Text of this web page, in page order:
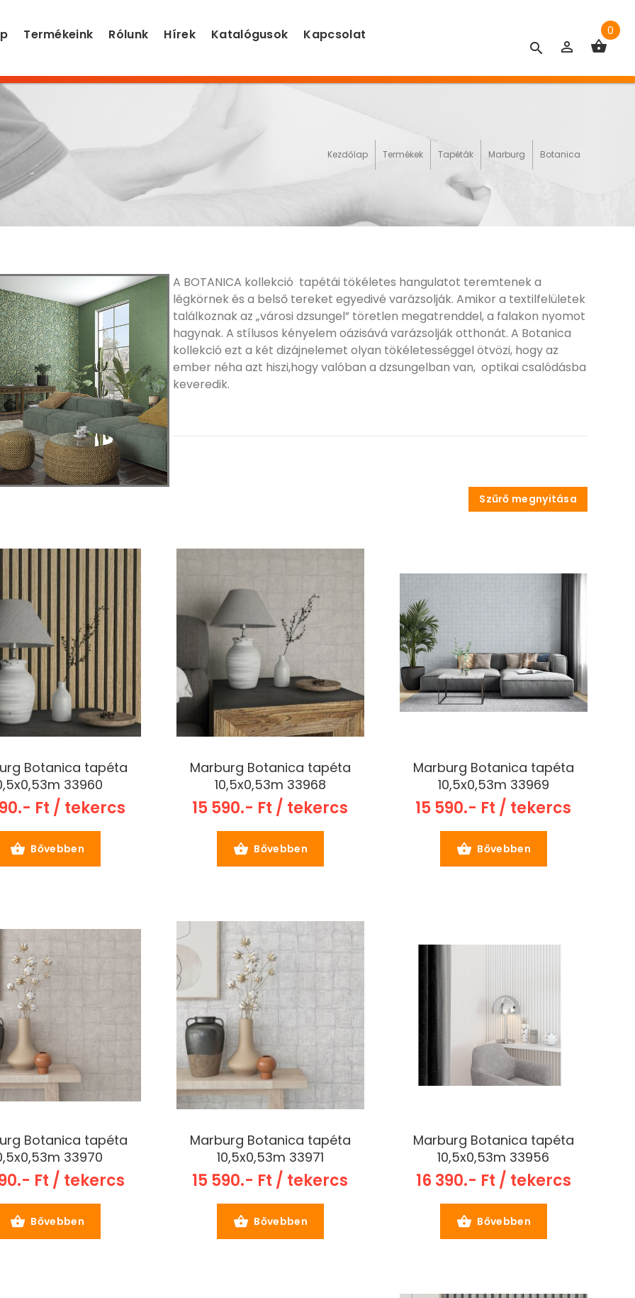
Termékeink Rólunk Hírek Katalógusok Kapcsolat 0
Kezdőlap Termékek Tapéták Marburg Botanica
A BOTANICA kollekció tapétái tökéletes hangulatot teremtenek a
légkörnek és a belső tereket egyedivé varázsolják. Amikor a textilfelületek
találkoznak az „városi dzsungel” töretlen megatrenddel, a falakon nyomot
hagynak. A stílusos kényelem oázisává varázsolják otthonát. A Botanica
kollekció ezt a két dizájnelemet olyan tökéletességgel ötvözi, hogy az
ember néha azt hiszi,hogy valóban a dzsungelban van, optikai csalódásba
keveredik.
Szűrő megnyitása
Botanica tapéta
33960
Ft / tekercs
Bővebben
Marburg Botanica tapéta
10,5x0,53m 33968
15 590.- Ft / tekercs
Bővebben
Marburg Botanica tapéta
10,5x0,53m 33969
15 590.- Ft / tekercs
Bővebben
Botanica tapéta
33970
Ft / tekercs
Bővebben
Marburg Botanica tapéta
10,5x0,53m 33971
15 590.- Ft / tekercs
Bővebben
Marburg Botanica tapéta
10,5x0,53m 33956
16 390.- Ft / tekercs
Bővebben